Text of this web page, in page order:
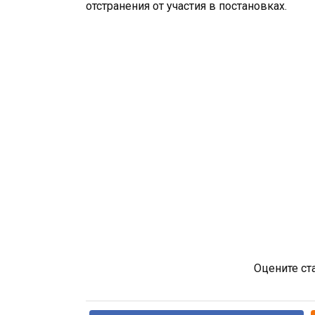
отстранения от участия в постановках.
Оцените